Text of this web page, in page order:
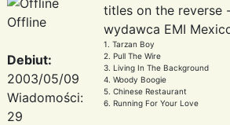
Offline
Debiut:
2003/05/09
Wiadomości:
29
titles on the reverse
wydawca EMI
1. Tarzan Boy
2. Pull The Wire
3. Living In The Background
4. Woody Boogie
5. Chinese Restaurant
6. Running For Your Love